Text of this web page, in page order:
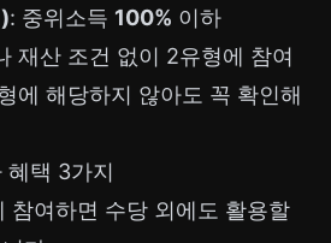
: 중위소득 100% 이하
재산 조건 없이 2유형에 참여
에 해당하지 않아도 꼭 확인해
혜택 3가지
참여하면 수당 외에도 활용할